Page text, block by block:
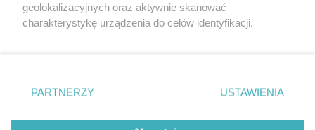
© 2026 Grupa ZPR Media
geolokalizacyjnych oraz aktywnie skanować
charakterystykę urządzenia do celów identyfikacji.
zmienić/wycofać klikając przycisk ustawień prywatności
znajdujący się w lewym dolnym rogu strony
rodzaje przetwarzania danych nie wymagają zgody
PARTNERZY USTAWIENIA